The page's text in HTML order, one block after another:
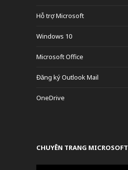
Hỗ trợ Microsoft
Windows 10
Microsoft Office
Đăng ký Outlook Mail
OneDrive
CHUYÊN TRANG MICROSOFT